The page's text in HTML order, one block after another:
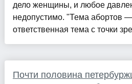
дело женщины, и любое
недопустимо. "Тема абортов
ответственная тема с точки
Почти половина